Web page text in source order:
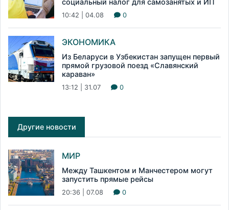
10:42 | 04.08 0
ЭКОНОМИКА
Из Беларуси в Узбекистан запущен первый
прямой грузовой поезд «Славянский
караван»
13:12 | 31.07 0
Другие новости
МИР
Между Ташкентом и Манчестером могут
запустить прямые рейсы
20:36 | 07.08 0